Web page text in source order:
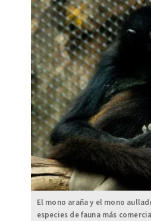
El mono araña y el mono
especies de fauna más